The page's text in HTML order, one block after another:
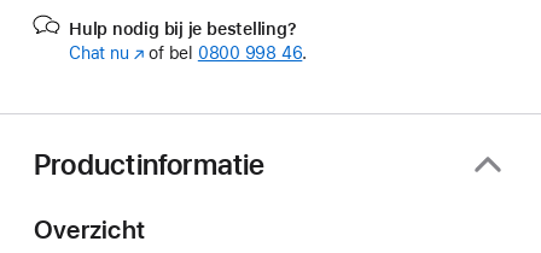
Hulp nodig bij je bestelling?
Chat nu (Wordt
of bel 0800 998 46.
Productinformatie
Overzicht